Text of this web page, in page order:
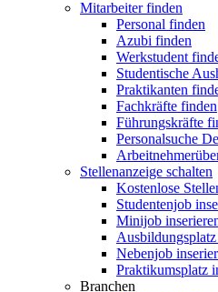
Mitarbeiter finden
Personal finden
Azubi finden
Werkstudent
Studentische
Praktikanten
Fachkräfte finden
Führungskräfte
Personalsuche
Stellenanzeige schalten
Kostenlose
Studentenjob
Minijob
Nebenjob
Praktikumsplatz
Branchen